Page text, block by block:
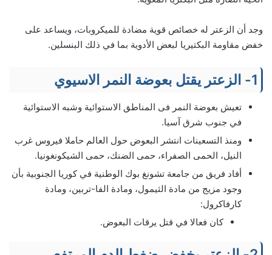
وجد أن الزعتر له خصائص قوية مضادة للميكروبات، ويساعد على
خفض مقاومة البكتيريا لبعض الأدوية بما في ذلك البنسلين.
1- الزعتر يقتل بعوضة النمر الاسيوي
تعيش بعوضة النمر فى المناطق الاستوائية وشبه الاستوائية
في جنوب شرق آسيا.
ومنذ التسعينات انتشر البعوض حول العالم حاملا فيروس غرب
النيل، الحمى الصفراء، حمى الضنك، حمى الشيكونغونيا.
أفاد فريق من جامعة تشونغ بوك الوطنية في كوريا الجنوبية بأن
وجود مزيج من مادة الثيمول، ومادة الفا-تربين، ومادة
كارفاكرول:
كان فعالا في قتل يرقات البعوض.